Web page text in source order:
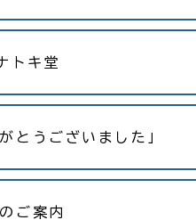
トキ堂
とうございました」
ご案内